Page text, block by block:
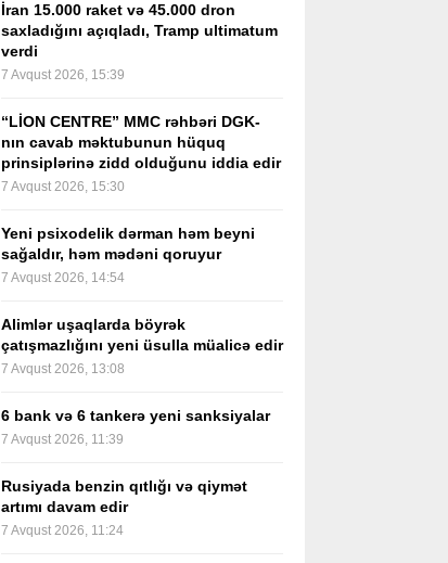
İran 15.000 raket və 45.000 dron
saxladığını açıqladı, Tramp ultimatum
verdi
7 Avqust 2026, 15:39
“LİON CENTRE” MMC rəhbəri DGK-
nın cavab məktubunun hüquq
prinsiplərinə zidd olduğunu iddia edir
7 Avqust 2026, 15:30
Yeni psixodelik dərman həm beyni
sağaldır, həm mədəni qoruyur
7 Avqust 2026, 14:54
Alimlər uşaqlarda böyrək
çatışmazlığını yeni üsulla müalicə edir
7 Avqust 2026, 13:08
6 bank və 6 tankerə yeni sanksiyalar
7 Avqust 2026, 11:39
Rusiyada benzin qıtlığı və qiymət
artımı davam edir
7 Avqust 2026, 11:24